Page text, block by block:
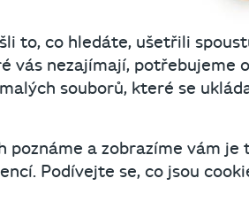
o zásadách a postupech při
Evropského
se zpracováním osobních
Aktuální verze bude
li k podstatné změně ve
to, co hledáte, ušetřili
vás nezajímají, potřebujeme
souborů, které se
poznáme a zobrazíme vám je
Podívejte se, co jsou